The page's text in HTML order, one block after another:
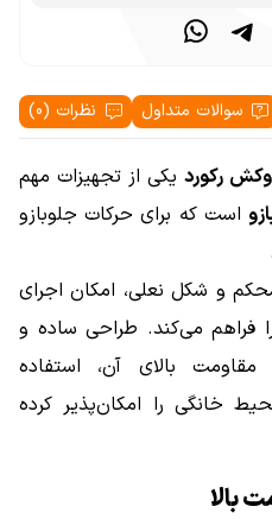
سوالات متداول نظرات (0)
رکوردیکی از تجهیزات مهم
است که برای حرکات جلوبازو
و شکل نعلی، امکان اجرای
فراهم می‌کند. طراحی ساده و
بالای آن، استفاده
خانگی را امکان‌پذیر کرده
بالا